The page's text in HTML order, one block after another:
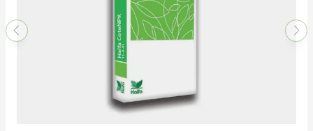
Política de devoluciones
Política de privacidad